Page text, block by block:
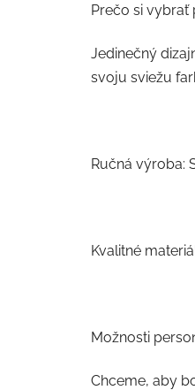
Prečo si vybrať
Jedinečný
svoju sviežu
Ručná výroba:
Kvalitné
Možnosti
Chceme, aby